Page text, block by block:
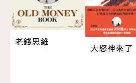
老錢思維
大怒神來了